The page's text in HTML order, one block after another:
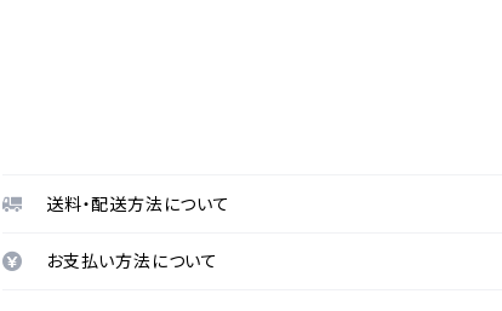
送料・配送方法について
お支払い方法について